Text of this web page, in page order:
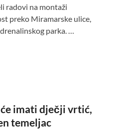
radovi na montaži
preko Miramarske ulice,
parka. …
imati dječji vrtić,
temeljac